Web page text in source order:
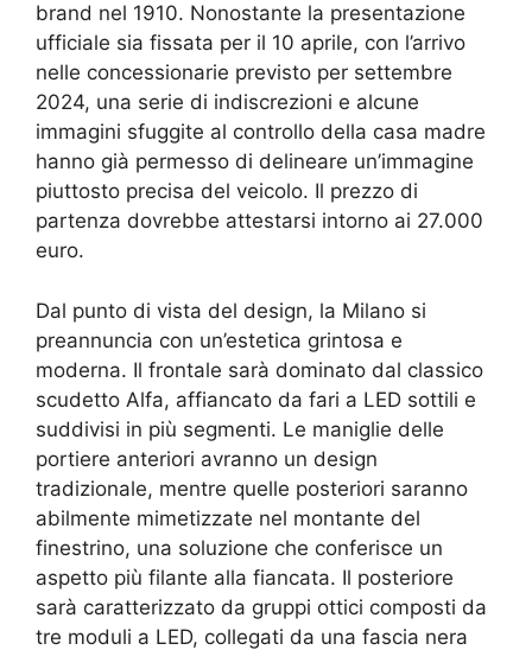
brand nel 1910. Nonostante la presentazione
ufficiale sia fissata per il 10 aprile, con l’arrivo
nelle concessionarie previsto per settembre
2024, una serie di indiscrezioni e alcune
immagini sfuggite al controllo della casa madre
hanno già permesso di delineare un’immagine
piuttosto precisa del veicolo. Il prezzo di
partenza dovrebbe attestarsi intorno ai 27.000
euro.
Dal punto di vista del design, la Milano si
preannuncia con un’estetica grintosa e
moderna. Il frontale sarà dominato dal classico
scudetto Alfa, affiancato da fari a LED sottili e
suddivisi in più segmenti. Le maniglie delle
portiere anteriori avranno un design
tradizionale, mentre quelle posteriori saranno
abilmente mimetizzate nel montante del
finestrino, una soluzione che conferisce un
aspetto più filante alla fiancata. Il posteriore
sarà caratterizzato da gruppi ottici composti da
tre moduli a LED, collegati da una fascia nera